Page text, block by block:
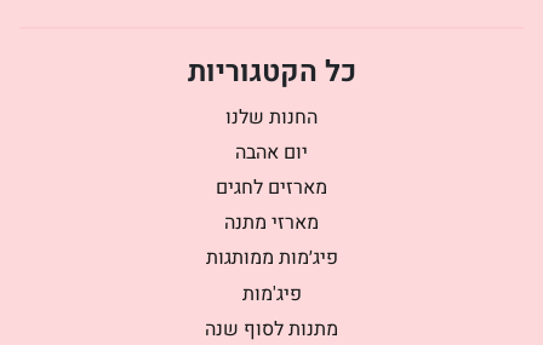
כל הקטגוריות
החנות שלנו
יום אהבה
מארזים לחגים
מארזי מתנה
פיג׳מות ממותגות
פיג'מות
מתנות לסוף שנה